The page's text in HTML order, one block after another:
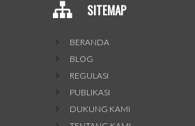
SITEMAP
BERANDA
BLOG
REGULASI
PUBLIKASI
DUKUNG KAMI